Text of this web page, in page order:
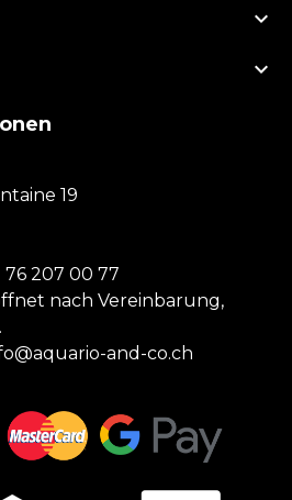


19
76 207 00 77
nach Vereinbarung,
and-co.ch